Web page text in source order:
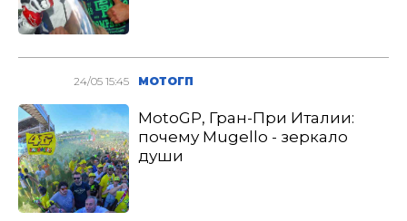
24/05 15:45 МОТОГП
MotoGP, Гран-При Италии:
почему Mugello - зеркало
души